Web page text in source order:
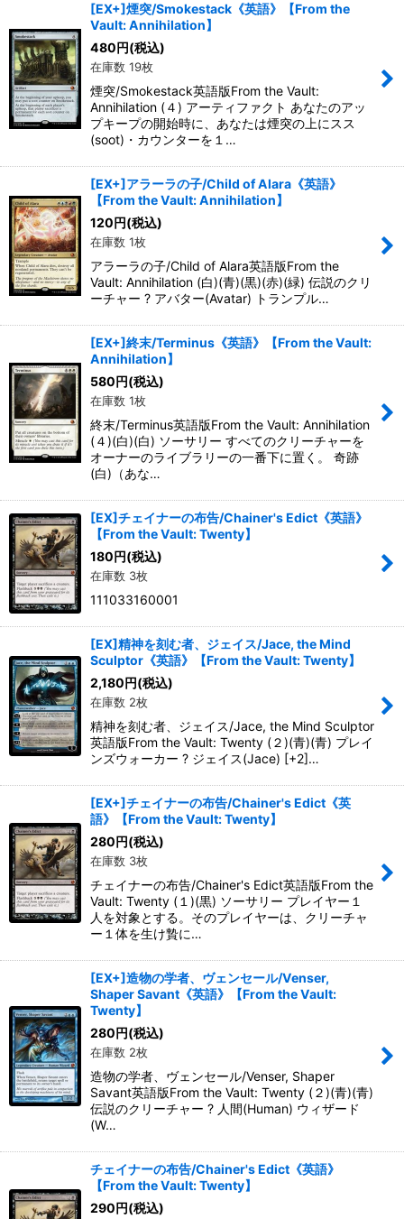
[EX+]煙突/Smokestack《英語》【From the
Vault: Annihilation】
480円(税込)
在庫数 19枚
煙突/Smokestack英語版From the Vault:
Annihilation (４) アーティファクト あなたのアッ
プキープの開始時に、あなたは煙突の上にスス
(soot)・カウンターを１…
[EX+]アラーラの子/Child of Alara《英語》
【From the Vault: Annihilation】
120円(税込)
在庫数 1枚
アラーラの子/Child of Alara英語版From the
Vault: Annihilation (白)(青)(黒)(赤)(緑) 伝説のクリ
ーチャー ? アバター(Avatar) トランプル…
[EX+]終末/Terminus《英語》【From the Vault:
Annihilation】
580円(税込)
在庫数 1枚
終末/Terminus英語版From the Vault: Annihilation
(４)(白)(白) ソーサリー すべてのクリーチャーを
オーナーのライブラリーの一番下に置く。 奇跡
(白)（あな…
[EX]チェイナーの布告/Chainer's Edict《英語》
【From the Vault: Twenty】
180円(税込)
在庫数 3枚
111033160001
[EX]精神を刻む者、ジェイス/Jace, the Mind
Sculptor《英語》【From the Vault: Twenty】
2,180円(税込)
在庫数 2枚
精神を刻む者、ジェイス/Jace, the Mind Sculptor
英語版From the Vault: Twenty (２)(青)(青) プレイ
ンズウォーカー ? ジェイス(Jace) [+2]…
[EX+]チェイナーの布告/Chainer's Edict《英
語》【From the Vault: Twenty】
280円(税込)
在庫数 3枚
チェイナーの布告/Chainer's Edict英語版From the
Vault: Twenty (１)(黒) ソーサリー プレイヤー１
人を対象とする。そのプレイヤーは、クリーチャ
ー１体を生け贄に…
[EX+]造物の学者、ヴェンセール/Venser,
Shaper Savant《英語》【From the Vault:
Twenty】
280円(税込)
在庫数 2枚
造物の学者、ヴェンセール/Venser, Shaper
Savant英語版From the Vault: Twenty (２)(青)(青)
伝説のクリーチャー ? 人間(Human) ウィザード
(W…
チェイナーの布告/Chainer's Edict《英語》
【From the Vault: Twenty】
290円(税込)